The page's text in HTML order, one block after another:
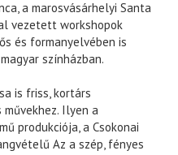
a marosvásárhelyi Santa
vezetett workshopok
és formanyelvében is
színházban.
is friss, kortárs
Ilyen a
produkciója, a Csokonai
Az a szép, fényes